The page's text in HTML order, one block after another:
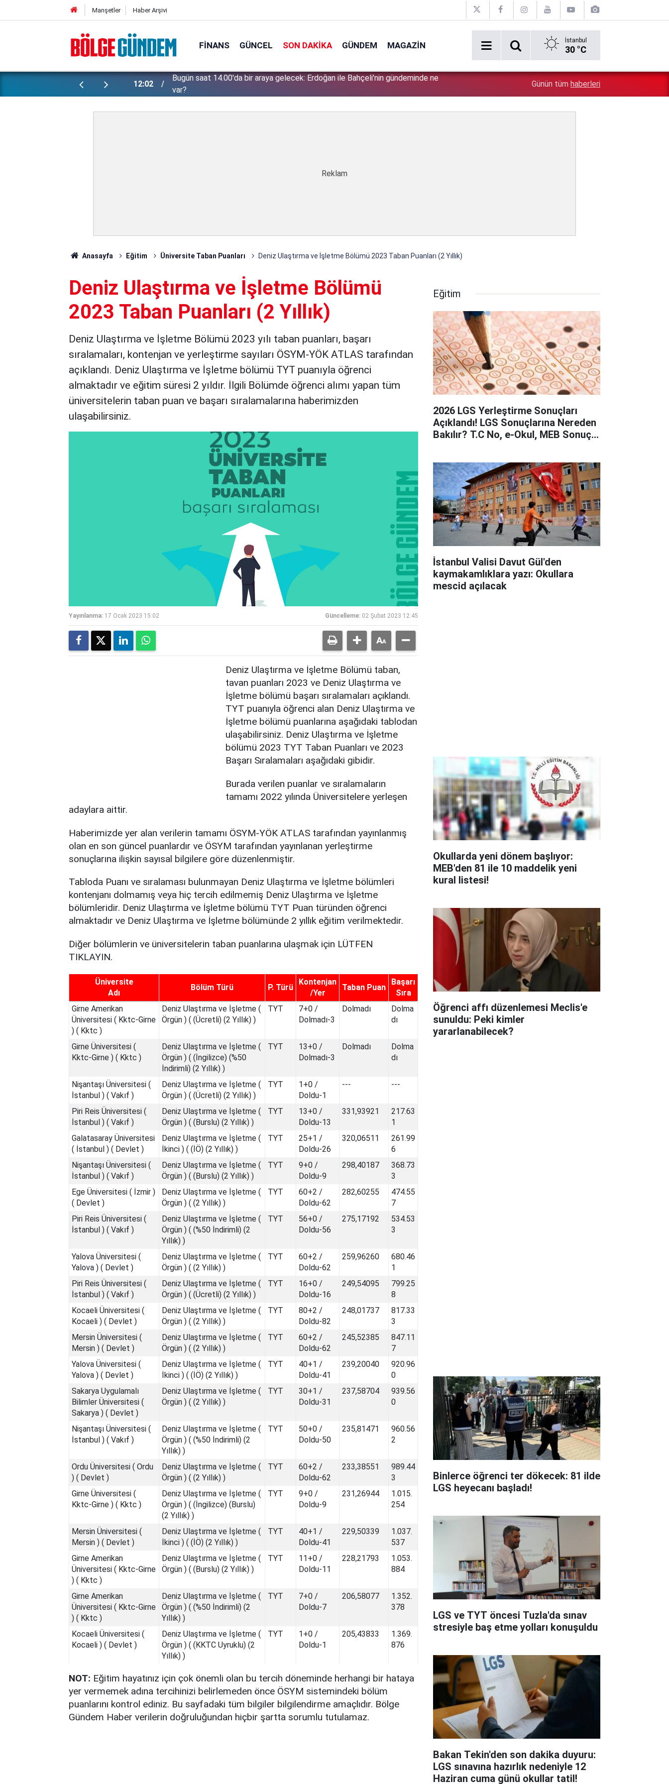
Manşetler Haber Arşivi
FINANS GÜNCEL SON DAKIKA GÜNDEM MAGAZIN İstanbul
30 °C
12:02
Bugün saat 14.00'da bir araya gelecek: Erdoğan ile Bahçeli'nin gündeminde ne
var?
Belediyedeki rüşvet görüntüleri ortaya döküldü: Oraya
Günün tüm haberleri
Anasayfa Eğitim Üniversite Taban Puanları Deniz Ulaştırma ve İşletme Bölümü 2023 Taban Puanları (2 Yıllık)
Deniz Ulaştırma ve İşletme Bölümü
2023 Taban Puanları (2 Yıllık)
Deniz Ulaştırma ve İşletme Bölümü 2023 yılı taban puanları, başarı
sıralamaları, kontenjan ve yerleştirme sayıları ÖSYM-YÖK ATLAS tarafından
açıklandı. Deniz Ulaştırma ve İşletme bölümü TYT puanıyla öğrenci
almaktadır ve eğitim süresi 2 yıldır. İlgili Bölümde öğrenci alımı yapan tüm
üniversitelerin taban puan ve başarı sıralamalarına haberimizden
ulaşabilirsiniz.
Yayınlanma: 17 Ocak 2023 15:02 Güncelleme: 02 Şubat 2023 12:45
Deniz Ulaştırma ve İşletme Bölümü taban,
tavan puanları 2023 ve Deniz Ulaştırma ve
İşletme bölümü başarı sıralamaları açıklandı.
TYT puanıyla öğrenci alan Deniz Ulaştırma ve
İşletme bölümü puanlarına aşağıdaki tablodan
ulaşabilirsiniz. Deniz Ulaştırma ve İşletme
bölümü 2023 TYT Taban Puanları ve 2023
Başarı Sıralamaları aşağıdaki gibidir.
Burada verilen puanlar ve sıralamaların
tamamı 2022 yılında Üniversitelere yerleşen
adaylara aittir.
Haberimizde yer alan verilerin tamamı ÖSYM-YÖK ATLAS tarafından yayınlanmış
olan en son güncel puanlardır ve ÖSYM tarafından yayınlanan yerleştirme
sonuçlarına ilişkin sayısal bilgilere göre düzenlenmiştir.
Tabloda Puanı ve sıralaması bulunmayan Deniz Ulaştırma ve İşletme bölümleri
kontenjanı dolmamış veya hiç tercih edilmemiş Deniz Ulaştırma ve İşletme
bölümleridir. Deniz Ulaştırma ve İşletme bölümü TYT Puan türünden öğrenci
almaktadır ve Deniz Ulaştırma ve İşletme bölümünde 2 yıllık eğitim verilmektedir.
Diğer bölümlerin ve üniversitelerin taban puanlarına ulaşmak için LÜTFEN
TIKLAYIN.
Üniversite
Adı
Bölüm Türü P. Türü
Kontenjan
/Yer
Taban Puan
Başarı
Sıra
Girne Amerikan
Üniversitesi ( Kktc-Girne
) ( Kktc )
Deniz Ulaştırma ve İşletme (
Örgün ) ( (Ücretli) (2 Yıllık) )
TYT
7+0 /
Dolmadı-3
Dolmadı
Dolma
dı
Girne Üniversitesi (
Kktc-Girne ) ( Kktc )
Deniz Ulaştırma ve İşletme (
Örgün ) ( (İngilizce) (%50
İndirimli) (2 Yıllık) )
TYT
13+0 /
Dolmadı-3
Dolmadı
Dolma
dı
Nişantaşı Üniversitesi (
İstanbul ) ( Vakıf )
Deniz Ulaştırma ve İşletme (
Örgün ) ( (Ücretli) (2 Yıllık) )
TYT
1+0 /
Doldu-1
--- ---
Piri Reis Üniversitesi (
İstanbul ) ( Vakıf )
Deniz Ulaştırma ve İşletme (
Örgün ) ( (Burslu) (2 Yıllık) )
TYT
13+0 /
Doldu-13
331,93921
217.63
1
Galatasaray Üniversitesi
( İstanbul ) ( Devlet )
Deniz Ulaştırma ve İşletme (
İkinci ) ( (İÖ) (2 Yıllık) )
TYT
25+1 /
Doldu-26
320,06511
261.99
6
Nişantaşı Üniversitesi (
İstanbul ) ( Vakıf )
Deniz Ulaştırma ve İşletme (
Örgün ) ( (Burslu) (2 Yıllık) )
TYT
9+0 /
Doldu-9
298,40187
368.73
3
Ege Üniversitesi ( İzmir )
( Devlet )
Deniz Ulaştırma ve İşletme (
Örgün ) ( (2 Yıllık) )
TYT
60+2 /
Doldu-62
282,60255
474.55
7
Piri Reis Üniversitesi (
İstanbul ) ( Vakıf )
Deniz Ulaştırma ve İşletme (
Örgün ) ( (%50 İndirimli) (2
Yıllık) )
TYT
56+0 /
Doldu-56
275,17192
534.53
3
Yalova Üniversitesi (
Yalova ) ( Devlet )
Deniz Ulaştırma ve İşletme (
Örgün ) ( (2 Yıllık) )
TYT
60+2 /
Doldu-62
259,96260
680.46
1
Piri Reis Üniversitesi (
İstanbul ) ( Vakıf )
Deniz Ulaştırma ve İşletme (
Örgün ) ( (Ücretli) (2 Yıllık) )
TYT
16+0 /
Doldu-16
249,54095
799.25
8
Kocaeli Üniversitesi (
Kocaeli ) ( Devlet )
Deniz Ulaştırma ve İşletme (
Örgün ) ( (2 Yıllık) )
TYT
80+2 /
Doldu-82
248,01737
817.33
3
Mersin Üniversitesi (
Mersin ) ( Devlet )
Deniz Ulaştırma ve İşletme (
Örgün ) ( (2 Yıllık) )
TYT
60+2 /
Doldu-62
245,52385
847.11
7
Yalova Üniversitesi (
Yalova ) ( Devlet )
Deniz Ulaştırma ve İşletme (
İkinci ) ( (İÖ) (2 Yıllık) )
TYT
40+1 /
Doldu-41
239,20040
920.96
0
Sakarya Uygulamalı
Bilimler Üniversitesi (
Sakarya ) ( Devlet )
Deniz Ulaştırma ve İşletme (
Örgün ) ( (2 Yıllık) )
TYT
30+1 /
Doldu-31
237,58704
939.56
0
Nişantaşı Üniversitesi (
İstanbul ) ( Vakıf )
Deniz Ulaştırma ve İşletme (
Örgün ) ( (%50 İndirimli) (2
Yıllık) )
TYT
50+0 /
Doldu-50
235,81471
960.56
2
Ordu Üniversitesi ( Ordu
) ( Devlet )
Deniz Ulaştırma ve İşletme (
Örgün ) ( (2 Yıllık) )
TYT
60+2 /
Doldu-62
233,38551
989.44
3
Girne Üniversitesi (
Kktc-Girne ) ( Kktc )
Deniz Ulaştırma ve İşletme (
Örgün ) ( (İngilizce) (Burslu)
(2 Yıllık) )
TYT
9+0 /
Doldu-9
231,26944
1.015.
254
Mersin Üniversitesi (
Mersin ) ( Devlet )
Deniz Ulaştırma ve İşletme (
İkinci ) ( (İÖ) (2 Yıllık) )
TYT
40+1 /
Doldu-41
229,50339
1.037.
537
Girne Amerikan
Üniversitesi ( Kktc-Girne
) ( Kktc )
Deniz Ulaştırma ve İşletme (
Örgün ) ( (Burslu) (2 Yıllık) )
TYT
11+0 /
Doldu-11
228,21793
1.053.
884
Girne Amerikan
Üniversitesi ( Kktc-Girne
) ( Kktc )
Deniz Ulaştırma ve İşletme (
Örgün ) ( (%50 İndirimli) (2
Yıllık) )
TYT
7+0 /
Doldu-7
206,58077
1.352.
378
Kocaeli Üniversitesi (
Kocaeli ) ( Devlet )
Deniz Ulaştırma ve İşletme (
Örgün ) ( (KKTC Uyruklu) (2
Yıllık) )
TYT
1+0 /
Doldu-1
205,43833
1.369.
876
NOT: Eğitim hayatınız için çok önemli olan bu tercih döneminde herhangi bir hataya
yer vermemek adına tercihinizi belirlemeden önce ÖSYM sistemindeki bölüm
puanlarını kontrol ediniz. Bu sayfadaki tüm bilgiler bilgilendirme amaçlıdır. Bölge
Gündem Haber verilerin doğruluğundan hiçbir şartta sorumlu tutulamaz.
Eğitim
2026 LGS Yerleştirme Sonuçları
Açıklandı! LGS Sonuçlarına Nereden
Bakılır? T.C No, e-Okul, MEB Sonuç
İstanbul Valisi Davut Gül'den
kaymakamlıklara yazı: Okullara
mescid açılacak
Okullarda yeni dönem başlıyor:
MEB'den 81 ile 10 maddelik yeni
kural listesi!
Öğrenci affı düzenlemesi Meclis'e
sunuldu: Peki kimler
yararlanabilecek?
Binlerce öğrenci ter dökecek: 81 ilde
LGS heyecanı başladı!
LGS ve TYT öncesi Tuzla'da sınav
stresiyle baş etme yolları konuşuldu
Bakan Tekin'den son dakika duyuru:
LGS sınavına hazırlık nedeniyle 12
Haziran cuma günü okullar tatil!